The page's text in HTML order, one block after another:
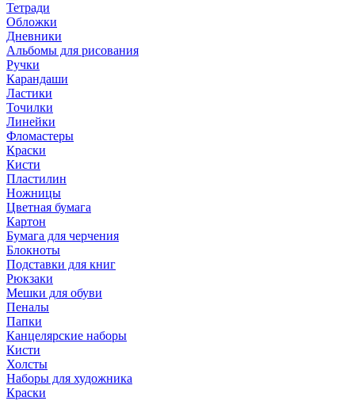
Тетради
Обложки
Дневники
Альбомы для рисования
Ручки
Карандаши
Ластики
Точилки
Линейки
Фломастеры
Краски
Кисти
Пластилин
Ножницы
Цветная бумага
Картон
Бумага для черчения
Блокноты
Подставки для книг
Рюкзаки
Мешки для обуви
Пеналы
Папки
Канцелярские наборы
Кисти
Холсты
Наборы для художника
Краски